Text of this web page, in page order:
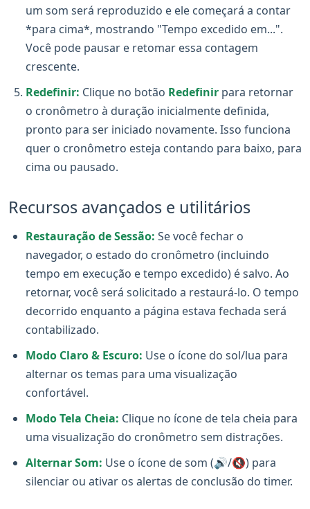
um som será reproduzido e ele começará a contar
*para cima*, mostrando "Tempo excedido em...".
Você pode pausar e retomar essa contagem
crescente.
Redefinir: Clique no botão Redefinir para retornar
o cronômetro à duração inicialmente definida,
pronto para ser iniciado novamente. Isso funciona
quer o cronômetro esteja contando para baixo, para
cima ou pausado.
Recursos avançados e utilitários
Restauração de Sessão: Se você fechar o
navegador, o estado do cronômetro (incluindo
tempo em execução e tempo excedido) é salvo. Ao
retornar, você será solicitado a restaurá-lo. O tempo
decorrido enquanto a página estava fechada será
contabilizado.
Modo Claro & Escuro: Use o ícone do sol/lua para
alternar os temas para uma visualização
confortável.
Modo Tela Cheia: Clique no ícone de tela cheia para
uma visualização do cronômetro sem distrações.
Alternar Som: Use o ícone de som (🔊/🔇) para
silenciar ou ativar os alertas de conclusão do timer.